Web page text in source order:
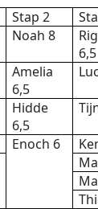
Stap 2
Noah 8
6,5
Amelia
6,5
Hidde
6,5
Enoch 6